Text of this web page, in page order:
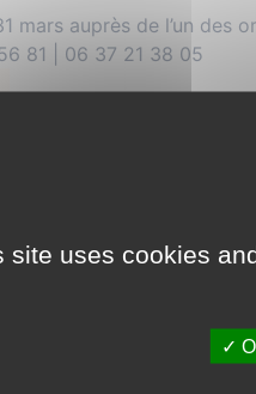
mars auprès de l’un des
81 | 06 37 21 38 05
site uses cookies
✓